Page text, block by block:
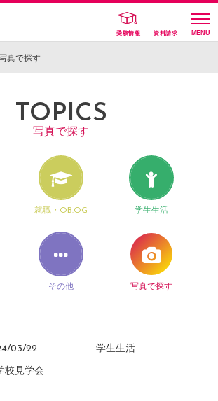
受験情報 資料請求
真で探す
TOPICS
写真で探す
就職・OB.OG 学生生活
その他 写真で探す
03/22 学生生活
校見学会